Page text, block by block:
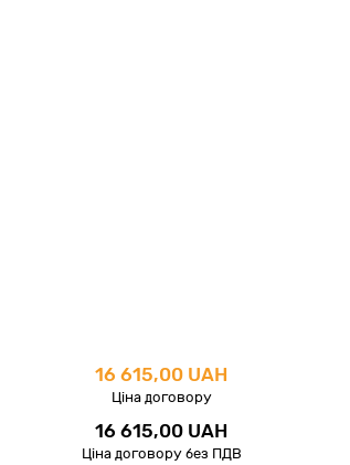
16 615,00 UAH
Ціна договору
16 615,00 UAH
Ціна договору без ПДВ